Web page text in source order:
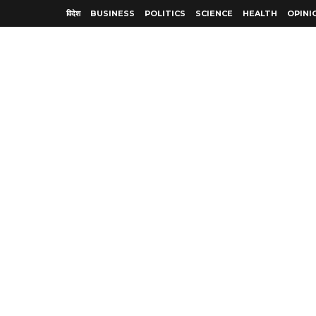
विदेश BUSINESS POLITICS SCIENCE HEALTH